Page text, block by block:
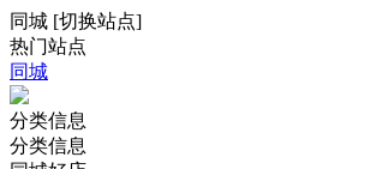
同城 [切换站点]
热门站点
同城
分类信息
分类信息